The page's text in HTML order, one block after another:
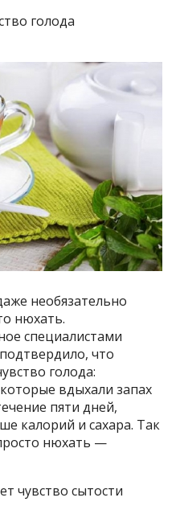
голода
необязательно
нюхать.
специалистами
что
голода:
вдыхали запах
пяти дней,
калорий и сахара. Так
нюхать —
чувство сытости